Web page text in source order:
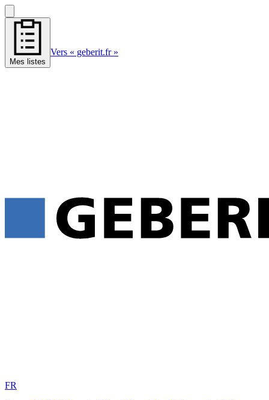
Mes listes
Vers « geberit.fr »
FR